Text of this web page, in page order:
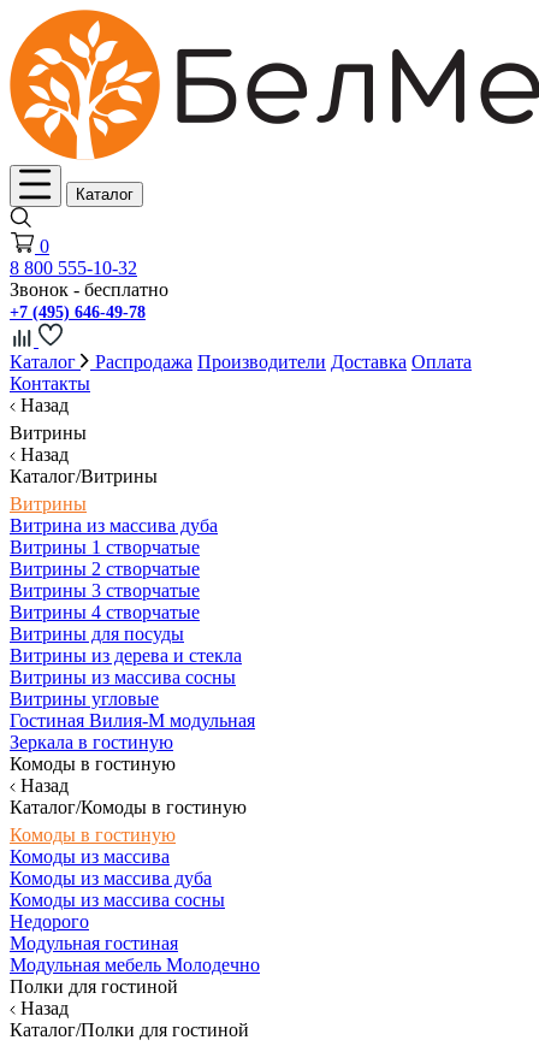
Каталог
0
8 800 555-10-32
Звонок - бесплатно
+7 (495) 646-49-78
Каталог Распродажа Производители Доставка Оплата
Контакты
Назад
Витрины
Назад
Каталог/Витрины
Витрины
Витрина из массива дуба
Витрины 1 створчатые
Витрины 2 створчатые
Витрины 3 створчатые
Витрины 4 створчатые
Витрины для посуды
Витрины из дерева и стекла
Витрины из массива сосны
Витрины угловые
Гостиная Вилия-М модульная
Зеркала в гостиную
Комоды в гостиную
Назад
Каталог/Комоды в гостиную
Комоды в гостиную
Комоды из массива
Комоды из массива дуба
Комоды из массива сосны
Недорого
Модульная гостиная
Модульная мебель Молодечно
Полки для гостиной
Назад
Каталог/Полки для гостиной